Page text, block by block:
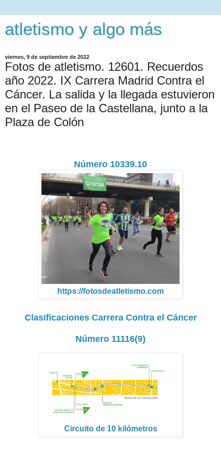
atletismo y algo más
viernes, 9 de septiembre de 2022
Fotos de atletismo. 12601. Recuerdos
año 2022. IX Carrera Madrid Contra el
Cáncer. La salida y la llegada estuvieron
en el Paseo de la Castellana, junto a la
Plaza de Colón
Número 10339.10
https://fotosdeatletismo.com
Clasificaciones Carrera Contra el Cáncer
Número 11116(9)
Circuito de 10 kilómetros